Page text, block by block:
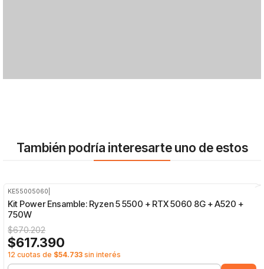
También podría interesarte uno de estos
KE55005060
Kit Power Ensamble: Ryzen 5 5500 + RTX 5060 8G + A520 +
750W
$670.202
$617.390
12 cuotas de $54.733 sin interés